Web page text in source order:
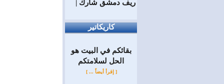
ريف دمشق شارك |
كاريكاتير
بقائكم في البيت هو
الحل لسلامتكم
[ إقرأ أيضاً ... ]